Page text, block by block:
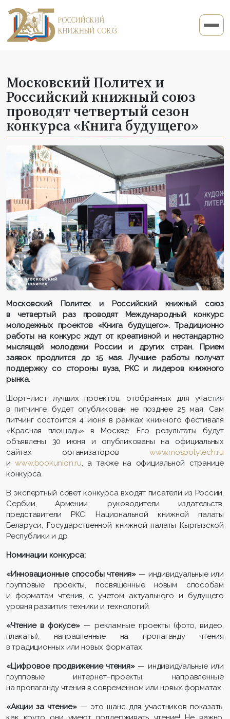
Московский Политех и
Российский книжный союз
проводят четвертый сезон
конкурса «Книга будущего»
Московский Политех и Российский книжный союз
в четвертый раз проводят Международный конкурс
молодежных проектов «Книга будущего». Традиционно
работы на конкурс ждут от креативной и нестандартно
мыслящей молодежи России и других стран. Прием
заявок продлится до 15 мая. Лучшие работы получат
поддержку со стороны вуза, РКС и лидеров книжного
рынка.
Шорт–лист лучших проектов, отобранных для участия
в питчинге, будет опубликован не позднее 25 мая. Сам
питчинг состоится 4 июня в рамках книжного фестиваля
«Красная площадь» в Москве. Его результаты будут
объявлены 30 июня и опубликованы на официальных
сайтах организаторовwww.mospolytech.ru
иwww.bookunion.ru, а также на официальной странице
конкурса.
В экспертный совет конкурса входят писатели из России,
Сербии, Армении, руководители издательств,
представители РКС, Национальной книжной палаты
Беларуси, Государственной книжной палаты Кыргызской
Республики и др.
Номинации конкурса:
«Инновационные способы чтения»— индивидуальные или
групповые проекты, посвященные новым способам
и форматам чтения, с учетом актуального и будущего
уровня развития техники и технологий.
«Чтение в фокусе»— рекламные проекты (фото, видео,
плакаты), направленные на пропаганду чтения
в традиционных или новых форматах.
«Цифровое продвижение чтения»— индивидуальные или
групповые интернет–проекты, направленные
на пропаганду чтения в современном или новых форматах.
«Акции за чтение»— это шанс для участников показать,